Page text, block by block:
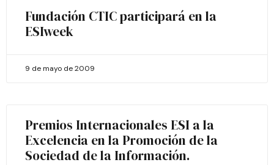
Fundación CTIC participará en la
ESIweek
9 de mayo de 2009
Premios Internacionales ESI a la
Excelencia en la Promoción de la
Sociedad de la Información.